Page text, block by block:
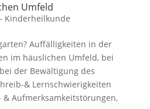
Umfeld
Kinderheilkunde
Auffälligkeiten in der
im häuslichen Umfeld, bei
der Bewältigung des
& Lernschwierigkeiten
Aufmerksamkeitstörungen,